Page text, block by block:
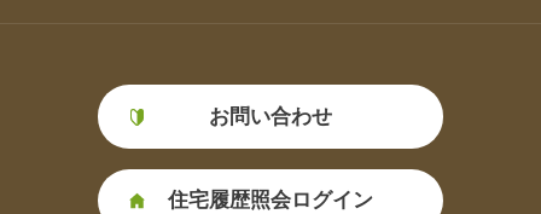
お問い合わせ
住宅履歴照会ログイン